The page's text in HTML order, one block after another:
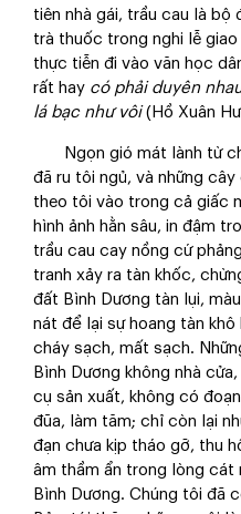
tiên nhà gái, trầu cau là bộ
trà thuốc trong nghi lễ
thực tiễn đi vào văn học
rất hay có phải duyên
lá bạcnhư vôi(Hồ Xuân
Ngọn gió mát lành từ
đã ru tôi ngủ, và những
theo tôi vào trong cả giấc
hình ảnh hằn sâu, in đậm
trầu cau cay nồng cứ
tranh xảy ra tàn khốc,
đất Bình Dương tàn lụi,
nát để lại sự hoang tàn
cháy sạch, mất sạch.
Bình Dương không nhà
cụ sản xuất, không có
đũa, làm tăm; chỉ còn lại
đạn chưa kịp tháo gỡ, thu
âm thầm ẩn trong lòng cát
Bình Dương. Chúng tôi đã